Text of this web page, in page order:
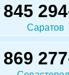
845
Саратов
869